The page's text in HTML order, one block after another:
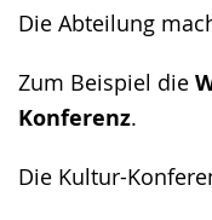
Die Abteilung
Zum Beispiel die
Konferenz.
Die Kultur-